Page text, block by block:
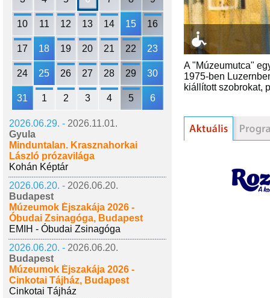
10 11 12 13 14 15 16
17 18 19 20 21 22 23
24 25 26 27 28 29 30
31 1 2 3 4 5 6
2026.06.29. - 2026.11.01.
Gyula
Minduntalan. Krasznahorkai
László prózavilága
Kohán Képtár
2026.06.20. - 2026.06.20.
Budapest
Múzeumok Éjszakája 2026 -
Óbudai Zsinagóga, Budapest
EMIH - Óbudai Zsinagóga
2026.06.20. - 2026.06.20.
Budapest
Múzeumok Éjszakája 2026 -
Cinkotai Tájház, Budapest
Cinkotai Tájház
A "Múzeumutca"
1975-ben
kiállított szobrokat,